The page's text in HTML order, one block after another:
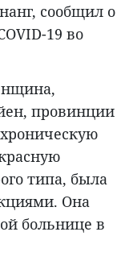
сообщил о
19 во
провинции
типа, была
Она
больнице в